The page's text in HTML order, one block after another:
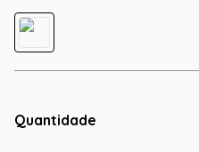
Quantidade